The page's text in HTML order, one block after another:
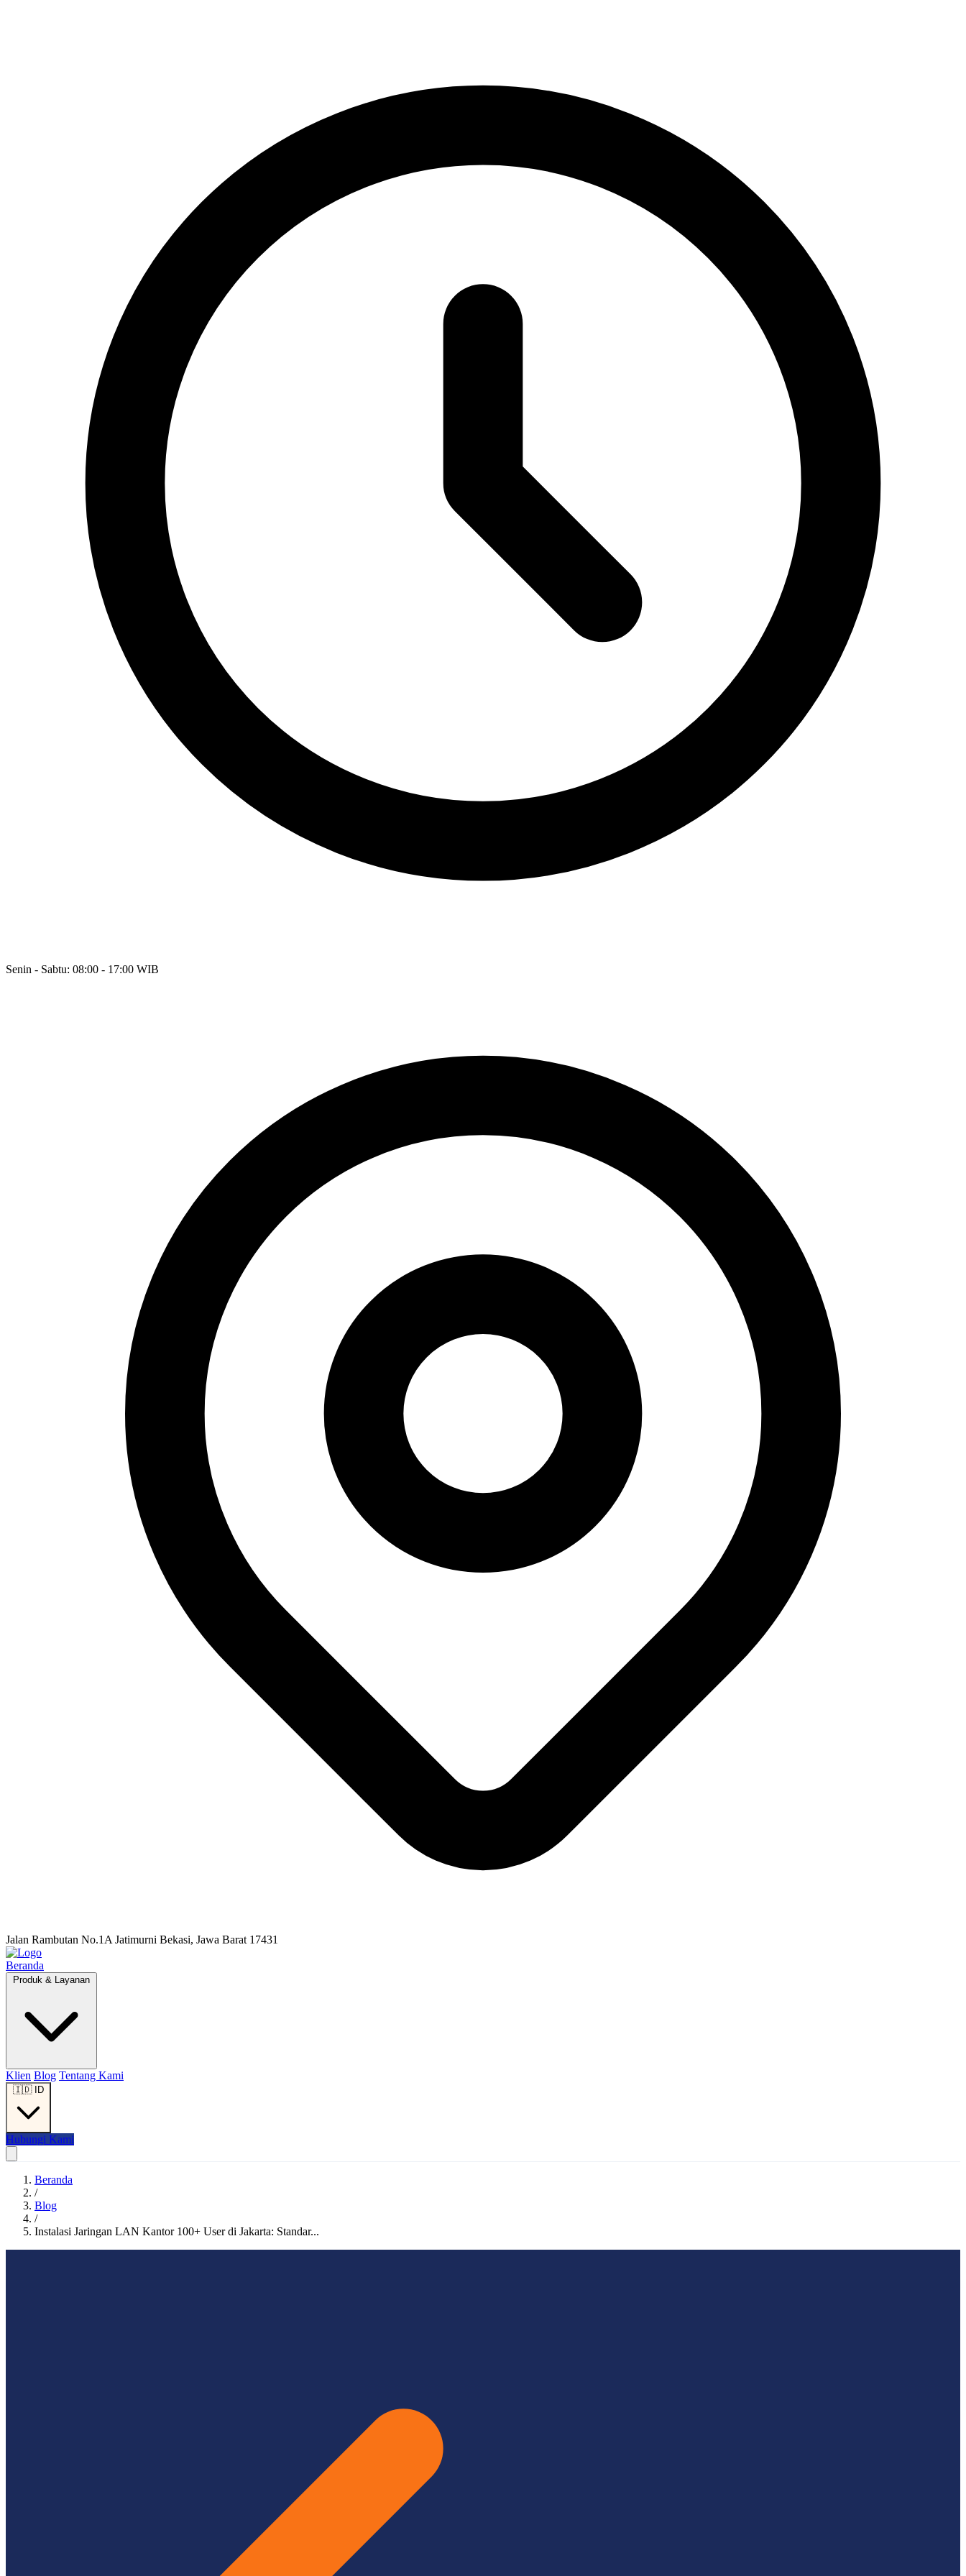
Senin - Sabtu: 08:00 - 17:00 WIB
Jalan Rambutan No.1A Jatimurni Bekasi, Jawa Barat 17431
Beranda
Produk & Layanan
Klien Blog Tentang Kami
🇮🇩 ID
Hubungi Kami
Beranda
/
Blog
/
Instalasi Jaringan LAN Kantor 100+ User di Jakarta: Standar...